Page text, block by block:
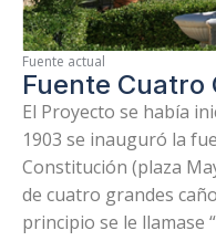
Fuente actual
Fuente Cuatro
El Proyecto se había
1903 se inauguró la
Constitución (plaza
de cuatro grandes
principio se le llamase